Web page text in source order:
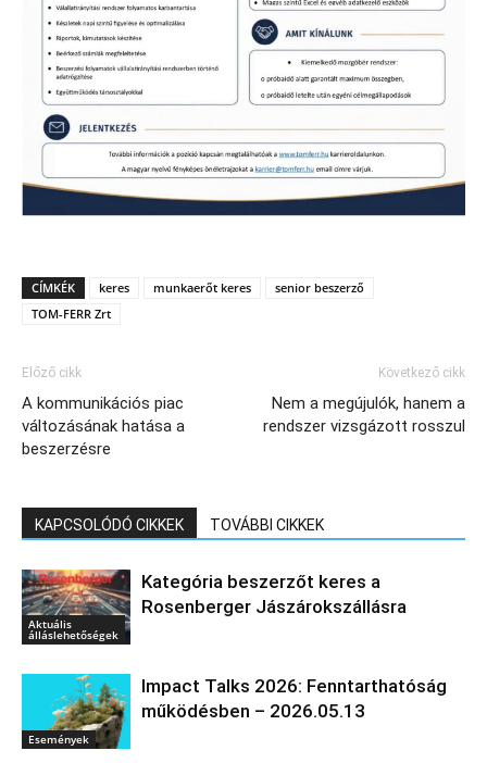
CÍMKÉK keres munkaerőt keres
senior beszerző
TOM-FERR Zrt
Előző cikk
A kommunikációs piac
változásának hatása a
beszerzésre
Következő cikk
Nem a megújulók, hanem a
rendszer vizsgázott rosszul
KAPCSOLÓDÓ CIKKEK TOVÁBBI CIKKEK
Aktuális
álláslehetőségek
Kategória beszerzőt keres a
Rosenberger Jászárokszállásra
Események
Impact Talks 2026: Fenntarthatóság
működésben – 2026.05.13